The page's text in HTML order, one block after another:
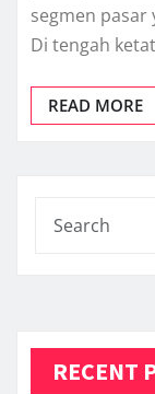
segmen
Di tengah
READ MORE
RECENT